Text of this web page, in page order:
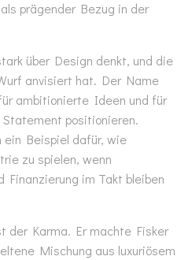
prägender Bezug in der
über Design denkt, und die
anvisiert hat. Der Name
ambitionierte Ideen und für
Statement positionieren.
ein Beispiel dafür, wie
zu spielen, wenn
Finanzierung im Takt bleiben
der Karma. Er machte Fisker
Mischung aus luxuriösem